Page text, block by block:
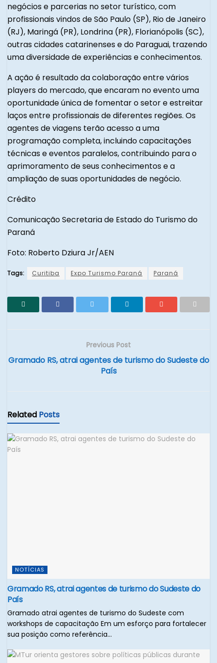
negócios e parcerias no setor turístico, com
profissionais vindos de São Paulo (SP), Rio de Janeiro
(RJ), Maringá (PR), Londrina (PR), Florianópolis (SC),
outras cidades catarinenses e do Paraguai, trazendo
uma diversidade de experiências e conhecimentos.
A ação é resultado da colaboração entre vários
players do mercado, que encaram no evento uma
oportunidade única de fomentar o setor e estreitar
laços entre profissionais de diferentes regiões. Os
agentes de viagens terão acesso a uma
programação completa, incluindo capacitações
técnicas e eventos paralelos, contribuindo para o
aprimoramento de seus conhecimentos e a
ampliação de suas oportunidades de negócio.
Crédito
Comunicação Secretaria de Estado do Turismo do
Paraná
Foto: Roberto Dziura Jr/AEN
Tags: Curitiba Expo Turismo Paraná Paraná
Previous Post
Gramado RS, atrai agentes de turismo do Sudeste do
País
Related Posts
NOTÍCIAS
Gramado RS, atrai agentes de turismo do Sudeste do
País
Gramado atrai agentes de turismo do Sudeste com
workshops de capacitação Em um esforço para fortalecer
sua posição como referência...